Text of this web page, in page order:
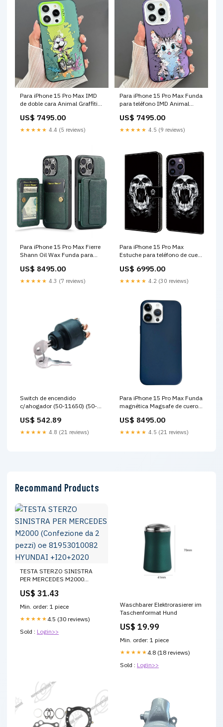
Para iPhone 15 Pro Max IMD
de doble cara Animal Graffiti
para PC (Perro de motocicleta)
Smart Cover
US$ 7495.00
★★★★★ 4.4 (5 reviews)
Para iPhone 15 Pro Max Funda
para teléfono IMD Animal
(gato aturdido) dos receptores
US$ 7495.00
★★★★★ 4.5 (9 reviews)
Para iPhone 15 Pro Max Fierre
Shann Oil Wax Funda para
de vaca (verde) regalo gamer
US$ 8495.00
★★★★★ 4.3 (7 reviews)
Para iPhone 15 Pro Max
Estuche para teléfono de cuero
(calavera) case Galaxy S24+
US$ 6995.00
★★★★★ 4.2 (30 reviews)
Switch de encendido
c/ahogador (50-11650) (50-
US$ 542.89
★★★★★ 4.8 (21 reviews)
Para iPhone 15 Pro Max Funda
magnética Magsafe de cuero
case iPhone 15 Pro
US$ 8495.00
★★★★★ 4.5 (21 reviews)
Recommand Products
TESTA STERZO SINISTRA
PER MERCEDES M2000
81953010082 HYUNDAI
US$ 31.43
Min. order: 1 piece
★★★★★ 4.5 (30 reviews)
Sold : Login>>
Waschbarer Elektrorasierer im
Taschenformat Hund
US$ 19.99
Min. order: 1 piece
★★★★★ 4.8 (18 reviews)
Sold : Login>>